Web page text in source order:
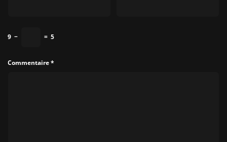
9 − = 5
Commentaire*